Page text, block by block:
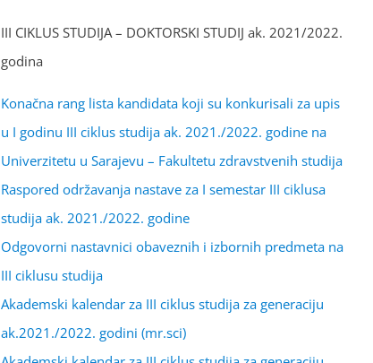
III CIKLUS STUDIJA – DOKTORSKI STUDIJ ak. 2021/2022.
godina
Konačna rang lista kandidata koji su konkurisali za upis
u I godinu III ciklus studija ak. 2021./2022. godine na
Univerzitetu u Sarajevu – Fakultetu zdravstvenih studija
Raspored održavanja nastave za I semestar III ciklusa
studija ak. 2021./2022. godine
Odgovorni nastavnici obaveznih i izbornih predmeta na
III ciklusu studija
Akademski kalendar za III ciklus studija za generaciju
ak.2021./2022. godini (mr.sci)